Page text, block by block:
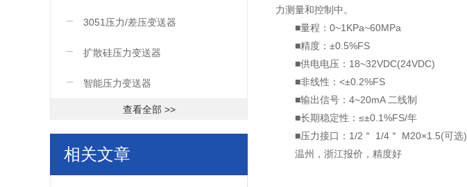
3051压力/差压变送器
扩散硅压力变送器
智能压力变送器
查看全部 >>
相关文章
力测量和控制中。
■量程：0~1KPa~60MPa
■精度：±0.5%FS
■供电电压：18~32VDC(24VDC)
■非线性：<±0.2%FS
■输出信号：4~20mA 二线制
■长期稳定性：≤±0.1%FS/年
■压力接口：1/2＂ 1/4＂ M20×1.5(可选)
温州，浙江报价，精度好